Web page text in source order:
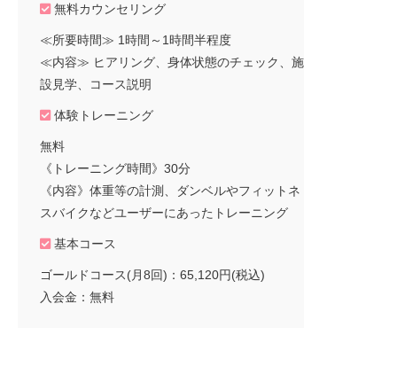
無料カウンセリング
≪所要時間≫ 1時間～1時間半程度
≪内容≫ ヒアリング、身体状態のチェック、施
設見学、コース説明
体験トレーニング
無料
《トレーニング時間》30分
《内容》体重等の計測、ダンベルやフィットネ
スバイクなどユーザーにあったトレーニング
基本コース
ゴールドコース(月8回)：65,120円(税込)
入会金：無料